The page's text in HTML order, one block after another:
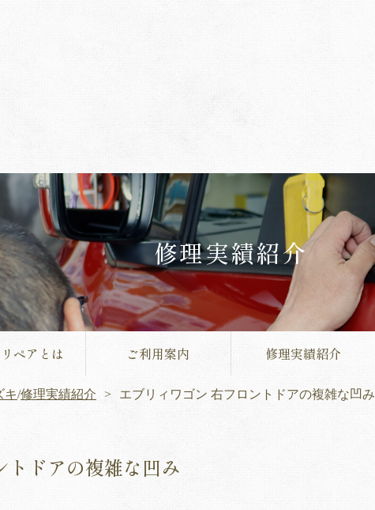
修理実績紹介
ペアとは ご利用案内 修理実績紹介
キ/修理実績紹介 エブリィワゴン 右フロントドアの複雑な凹み
トドアの複雑な凹み